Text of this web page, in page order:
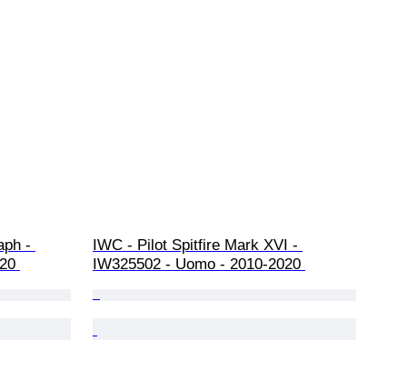
-
IWC - Pilot Spitfire Mark XVI -
IW325502 - Uomo - 2010-2020